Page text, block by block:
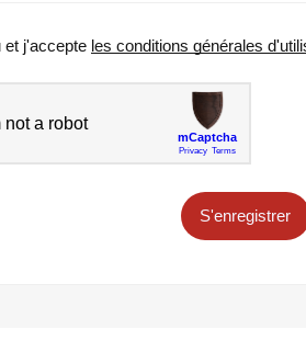
et j'accepte les conditions générales
S'enregistrer